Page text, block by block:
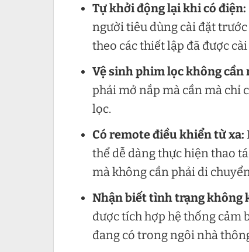
Tự khởi động lại khi có điện:
người tiêu dùng cài đặt
theo các thiết lập đã được
Vệ sinh phim lọc không cần
phải mở nắp mà cần mà chỉ
lọc.
Có remote điều khiển từ xa:
thể dễ dàng thực hiện thao
mà không cần phải di
Nhận biết tình trạng không
được tích hợp hệ thống cảm
đang có trong ngôi nhà